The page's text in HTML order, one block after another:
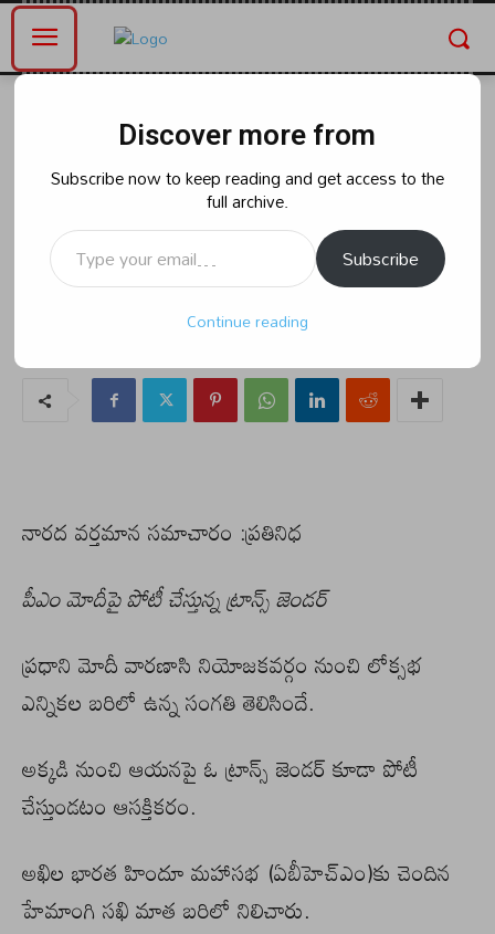
వారణాశి నుండి పీఎం మోదీపై పోటీ
చేస్తున్న ట్రాన్స్ జెండర్
naradanews.in Thursday, April 11, 2024 8:30 am
నారద వర్తమాన సమాచారం :ప్రతినిధ
పీఎం మోదీపై పోటీ చేస్తున్న ట్రాన్స్ జెండర్
ప్రధాని మోదీ వారణాసి నియోజకవర్గం నుంచి లోక్సభ
ఎన్నికల బరిలో ఉన్న సంగతి తెలిసిందే.
అక్కడి నుంచి ఆయనపై ఓ ట్రాన్స్ జెండర్ కూడా పోటీ
చేస్తుండటం ఆసక్తికరం.
అఖిల భారత హిందూ మహాసభ (ఏబీహెచ్ఎం)కు చెందిన
హేమాంగి సఖి మాత బరిలో నిలిచారు.
Discover more from
Subscribe now to keep reading and get access to the
full archive.
Type your email…
Subscribe
Continue reading